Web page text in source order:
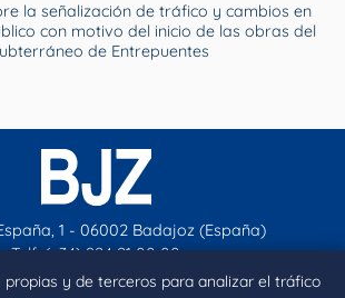
propias y de terceros para analizar el tráfico
la señalización de tráfico y cambios en
con motivo del inicio de las obras del
de Entrepuentes
1 - 06002 Badajoz (España)
Telf. (+34) 924 21 00 00
contacto@aytobadajoz.es